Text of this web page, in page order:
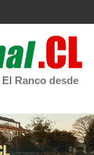
Ranco desde